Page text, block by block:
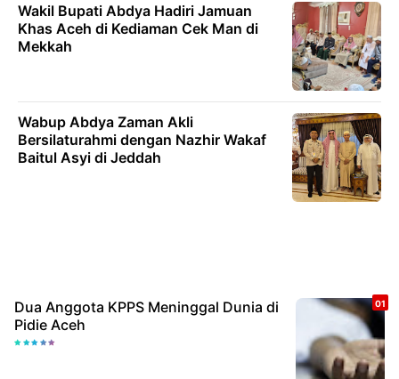
Wakil Bupati Abdya Hadiri Jamuan
Khas Aceh di Kediaman Cek Man di
Mekkah
Wabup Abdya Zaman Akli
Bersilaturahmi dengan Nazhir Wakaf
Baitul Asyi di Jeddah
Dua Anggota KPPS Meninggal Dunia di
Pidie Aceh